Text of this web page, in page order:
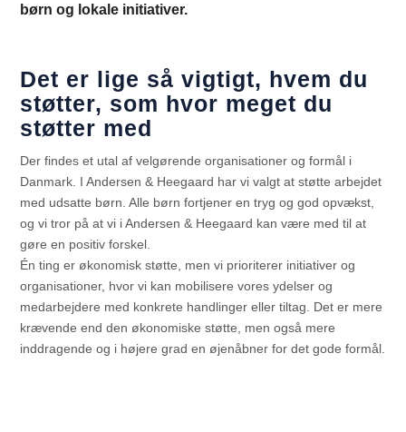
børn og lokale initiativer.
Det er lige så vigtigt, hvem du
støtter, som hvor meget du
støtter med
Der findes et utal af velgørende organisationer og formål i
Danmark. I Andersen & Heegaard har vi valgt at støtte arbejdet
med udsatte børn. Alle børn fortjener en tryg og god opvækst,
og vi tror på at vi i Andersen & Heegaard kan være med til at
gøre en positiv forskel.
Én ting er økonomisk støtte, men vi prioriterer initiativer og
organisationer, hvor vi kan mobilisere vores ydelser og
medarbejdere med konkrete handlinger eller tiltag. Det er mere
krævende end den økonomiske støtte, men også mere
inddragende og i højere grad en øjenåbner for det gode formål.